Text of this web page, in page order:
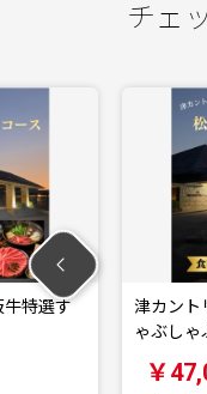
チェ
牛特選す
津カント
ゃぶしゃ
￥